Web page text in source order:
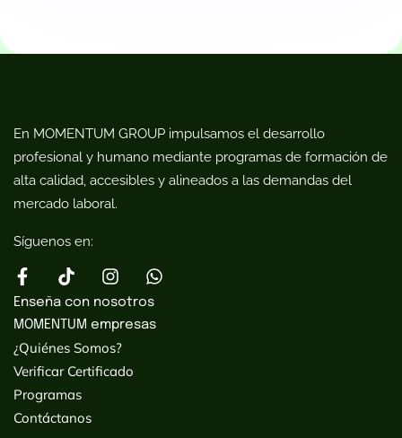
En MOMENTUM GROUP impulsamos el desarrollo
profesional y humano mediante programas de formación de
alta calidad, accesibles y alineados a las demandas del
mercado laboral.
Síguenos en:
Enseña con nosotros
MOMENTUM empresas
¿Quiénes Somos?
Verificar Certificado
Programas
Contáctanos